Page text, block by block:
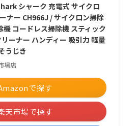
シャーク 充電式 サイクロ
ナー CH966J / サイクロン掃除
機 コードレス掃除機 スティック
ーナー ハンディー 吸引力 軽量
うじき
場店
で探す
天市場で探す